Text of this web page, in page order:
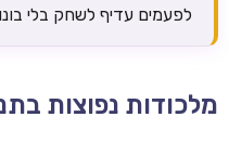
לפעמים עדיף לשחק בלי
מלכודות נפוצות